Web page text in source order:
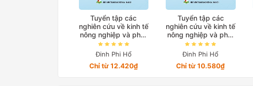
Tuyển tập các
nghiên cứu về kinh tế
nông nghiệp và phát
triển ở Việt Nam
trong giai đoạn
Đinh Phi Hổ
Chỉ từ 12.420₫
Tuyển tập các
nghiên cứu về kinh tế
nông nghiệp và phát
triển ở Việt Nam
trong giai đoạn
Đinh Phi Hổ
Chỉ từ 10.580₫